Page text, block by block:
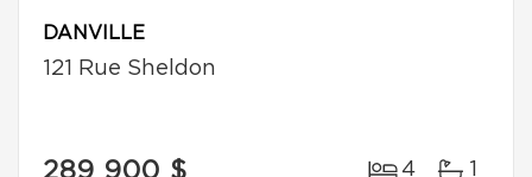
DANVILLE
121 Rue Sheldon
289 900 $ 4 1